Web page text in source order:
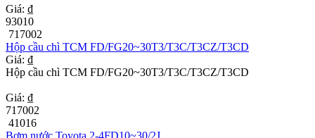
Giá: ₫
93010
717002
Hộp cầu chì TCM FD/FG20~30T3/T3C/T3CZ/T3CD
Giá: ₫
Hộp cầu chì TCM FD/FG20~30T3/T3C/T3CZ/T3CD
Giá: ₫
717002
41016
Bơm nước Toyota 2-4FD10~30/2J